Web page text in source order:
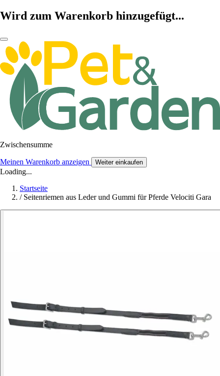
Wird zum Warenkorb hinzugefügt...
Zwischensumme
Meinen Warenkorb anzeigen Weiter einkaufen
Loading...
Startseite
/ Seitenriemen aus Leder und Gummi für Pferde Velociti Gara